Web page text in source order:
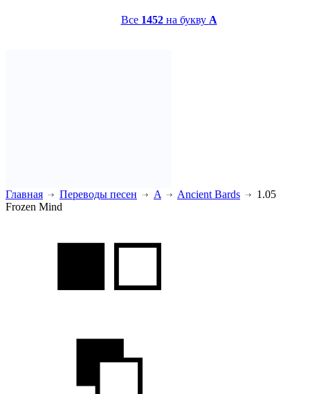
Все 1452на букву A
Главная Переводы песен A Ancient Bards
1.05
Frozen Mind